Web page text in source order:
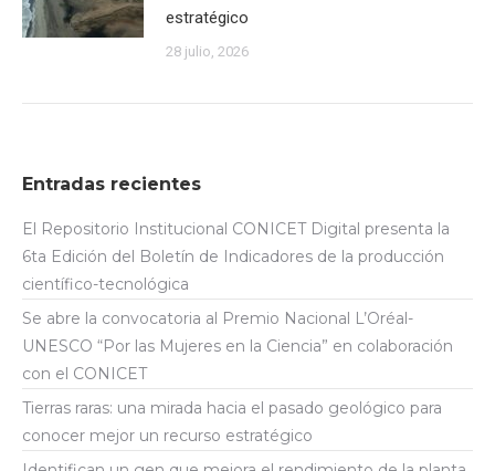
estratégico
28 julio, 2026
Entradas recientes
El Repositorio Institucional CONICET Digital presenta la
6ta Edición del Boletín de Indicadores de la producción
científico-tecnológica
Se abre la convocatoria al Premio Nacional L’Oréal-
UNESCO “Por las Mujeres en la Ciencia” en colaboración
con el CONICET
Tierras raras: una mirada hacia el pasado geológico para
conocer mejor un recurso estratégico